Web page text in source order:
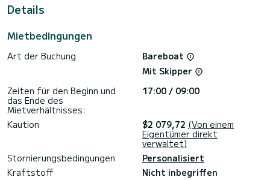
Details
Mietbedingungen
Art der Buchung
Bareboat
Mit Skipper
Zeiten für den Beginn und
das Ende des
Mietverhältnisses:
17:00 / 09:00
Kaution $2 079,72 (Von einem
Eigentümer direkt
verwaltet)
Stornierungsbedingungen
Personalisiert
Kraftstoff
Nicht inbegriffen